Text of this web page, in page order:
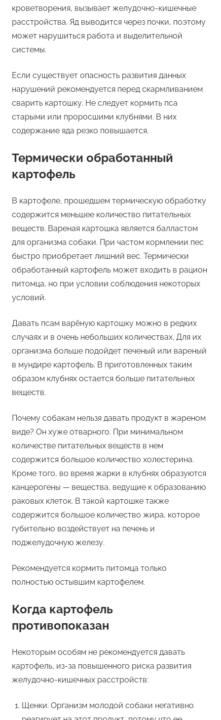
кроветворения, вызывает желудочно-кишечные
расстройства. Яд выводится через почки, поэтому
может нарушиться работа и выделительной
системы.
Если существует опасность развития данных
нарушений рекомендуется перед скармливанием
сварить картошку. Не следует кормить пса
старыми или проросшими клубнями. В них
содержание яда резко повышается.
Термически обработанный
картофель
В картофеле, прошедшем термическую обработку
содержится меньшее количество питательных
веществ. Вареная картошка является балластом
для организма собаки. При частом кормлении пес
быстро приобретает лишний вес. Термически
обработанный картофель может входить в рацион
питомца, но при условии соблюдения некоторых
условий.
Давать псам варёную картошку можно в редких
случаях и в очень небольших количествах. Для их
организма больше подойдет печеный или вареный
в мундире картофель. В приготовленных таким
образом клубнях остается больше питательных
веществ.
Почему собакам нельзя давать продукт в жареном
виде? Он хуже отварного. При минимальном
количестве питательных веществ в нем
содержится большое количество холестерина.
Кроме того, во время жарки в клубнях образуются
канцерогены — вещества, ведущие к образованию
раковых клеток. В такой картошке также
содержится большое количество жира, которое
губительно воздействует на печень и
поджелудочную железу.
Рекомендуется кормить питомца только
полностью остывшим картофелем.
Когда картофель
противопоказан
Некоторым особям не рекомендуется давать
картофель, из-за повышенного риска развития
желудочно-кишечных расстройств:
Щенки. Организм молодой собаки негативно